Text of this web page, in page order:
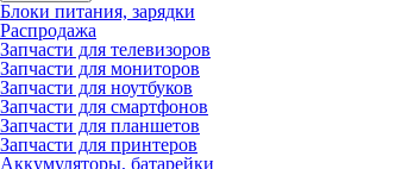
Блоки питания, зарядки
Распродажа
Запчасти для телевизоров
Запчасти для мониторов
Запчасти для ноутбуков
Запчасти для смартфонов
Запчасти для планшетов
Запчасти для принтеров
Аккумуляторы, батарейки